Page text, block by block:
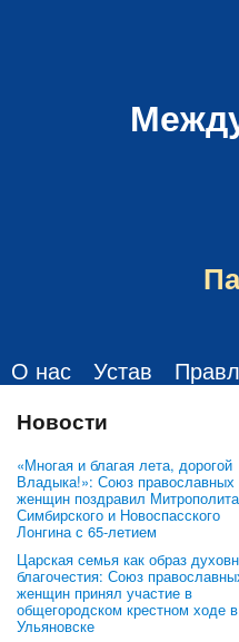
О нас Устав
Новости
«Многая и благая лета, дорогой
Владыка!»: Союз православных
женщин поздравил Митрополита
Симбирского и Новоспасского
Лонгина с 65-летием
Царская семья как образ
благочестия: Союз
женщин принял участие в
общегородском крестном ходе в
Ульяновске